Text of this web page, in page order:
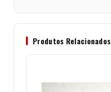
Produtos Relacionados